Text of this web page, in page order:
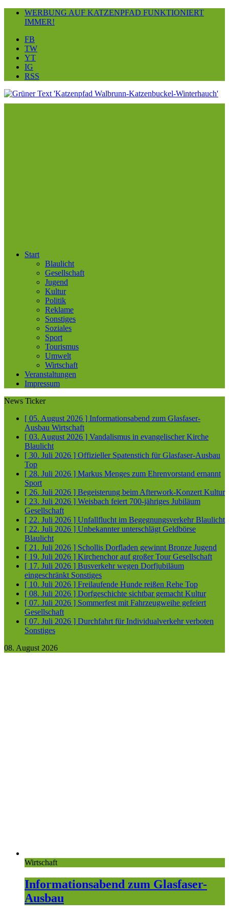
WERBUNG AUF KATZENPFAD FUNKTIONIERT
IMMER!
FB
TW
YT
IG
RSS
Start
Blaulicht
Gesellschaft
Jugend
Kultur
Politik
Reklame
Sonstiges
Soziales
Sport
Tourismus
Umwelt
Wirtschaft
Veranstaltungen
Impressum
News Ticker
[ 05. August 2026 ] Informationsabend zum Glasfaser-
Ausbau Wirtschaft
[ 03. August 2026 ] Vandalismus in evangelischer Kirche
Blaulicht
[ 30. Juli 2026 ] Offizieller Spatenstich für Glasfaser-Ausbau
Top
[ 28. Juli 2026 ] Markus Menges zum Ehrenvorstand ernannt
Sport
[ 26. Juli 2026 ] Begeisterung beim Afterwork-Konzert Kultur
[ 23. Juli 2026 ] Weisbach feiert 700-jähriges Jubiläum
Gesellschaft
[ 22. Juli 2026 ] Unfallflucht im BegegnungsverkehrBlaulicht
[ 22. Juli 2026 ] Unbekannter unterschlägt Geldbörse
Blaulicht
[ 21. Juli 2026 ] Schollis Dorfladen gewinnt Bronze Jugend
[ 19. Juli 2026 ] Kirchenchor auf großer TourGesellschaft
[ 17. Juli 2026 ] Busverkehr wegen Dorfjubiläum
eingeschränkt Sonstiges
[ 10. Juli 2026 ] Freilaufende Hunde reißen Rehe Top
[ 08. Juli 2026 ] Dorfgeschichte sichtbar gemacht Kultur
[ 07. Juli 2026 ] Sommerfest mit Fahrzeugweihe gefeiert
Gesellschaft
[ 07. Juli 2026 ] Durchfahrt für Individualverkehr verboten
Sonstiges
08. August 2026
Wirtschaft
Informationsabend zum Glasfaser-
Ausbau